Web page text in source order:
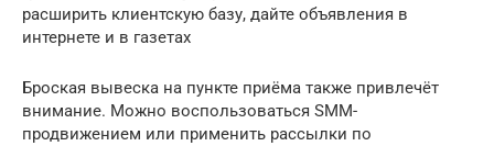
расширить клиентскую базу, дайте объявления в
интернете и в газетах
Броская вывеска на пункте приёма также привлечёт
внимание. Можно воспользоваться SMM-
продвижением или применить рассылки по